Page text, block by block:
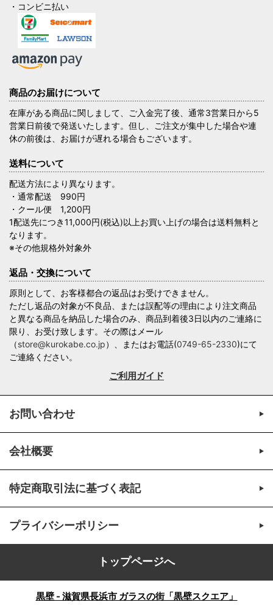
・コンビニ払い
商品のお届けについて
在庫がある商品に関しまして、ご入金完了後、通常3営業日から5
営業日前後で発送いたします。但し、ご注文が集中した場合や連
休の前後は、お届けが遅れる場合もございます。
送料について
配送方法により異なります。
・通常配送 990円
・クール便 1,200円
1配送先につき11,000円(税込)以上お買い上げの場合は送料無料と
なります。
※その他規格外対象外
返品・交換について
原則として、お客様都合の返品はお受けできません。
ただし返品の対象が不良品、または誤配等の理由により注文商品
と異なる商品を納品した場合のみ、商品到着後3日以内のご連絡に
限り、お受け致します。その際はメール
（store@kurokabe.co.jp）、またはお電話(0749-65-2330)にて
ご連絡ください。
ご利用ガイド
お問い合わせ
会社概要
特定商取引法に基づく表記
プライバシーポリシー
トップページへ
黒壁 - 滋賀県長浜市 ガラスの街「黒壁スクエア」